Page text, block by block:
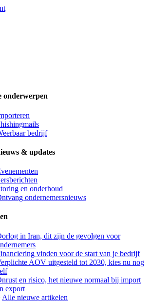
onderwerpen
bedrijf
& updates
en onderhoud
ondernemersnieuws
in Iran, dit zijn de gevolgen voor
vinden voor de start van je bedrijf
AOV uitgesteld tot 2030, kies nu nog
en risico, het nieuwe normaal bij import
export
Alle nieuwe artikelen